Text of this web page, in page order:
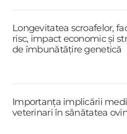
Longevitatea scroafelor,
risc, impact economic și
de îmbunătățire genetică
Importanța implicării
veterinari în sănătatea